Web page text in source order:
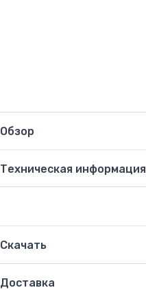
Обзор
Техническая информация
Скачать
Доставка